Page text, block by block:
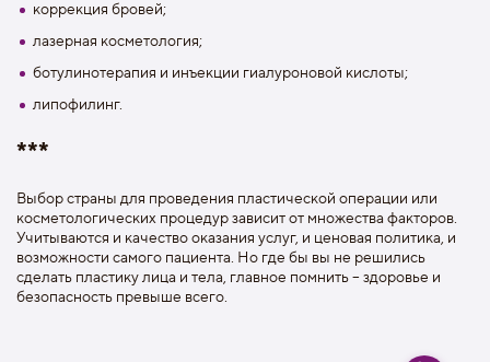
коррекция бровей;
лазерная косметология;
ботулинотерапия и инъекции гиалуроновой кислоты;
липофилинг.
***
Выбор страны для проведения пластической операции или
косметологических процедур зависит от множества факторов.
Учитываются и качество оказания услуг, и ценовая политика, и
возможности самого пациента. Но где бы вы не решились
сделать пластику лица и тела, главное помнить – здоровье и
безопасность превыше всего.